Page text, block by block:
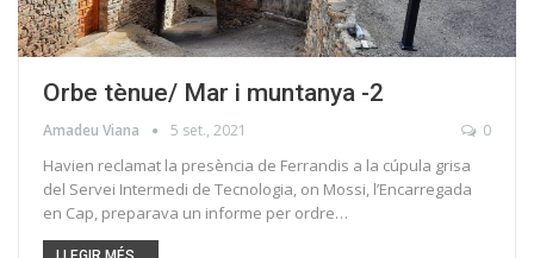
Orbe tènue/ Mar i muntanya -2
Amadeu Viana 5 set., 2021 0
Havien reclamat la presència de Ferrandis a la cúpula grisa
del Servei Intermedi de Tecnologia, on Mossi, l’Encarregada
en Cap, preparava un informe per ordre…